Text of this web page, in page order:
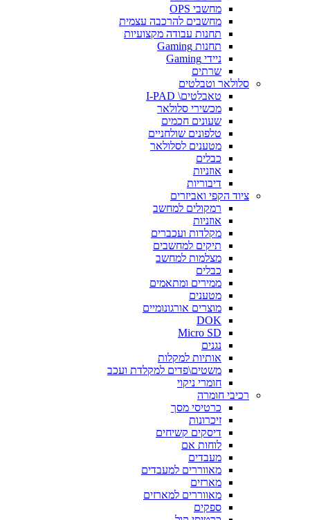
מחשבי OPS
מחשבים להרכבה עצמית
תחנות עבודה מקצועיות
תחנות Gaming
ניידי Gaming
שרתים
סלולאר וטבלטים
טאבלטים\ I-PAD
מכשירי סלולאר
שעונים חכמים
טלפונים שולחניים
מטענים לסלולאר
כבלים
אוזניות
דיבוריות
ציוד הקפי ואביזרים
רמקולים למחשב
אוזניות
מקלדות ועכברים
תיקים למחשבים
מצלמות למחשב
כבלים
ממירים ומתאמים
מטענים
מוצרים אורגונומיים
DOK
Micro SD
נגנים
אותיות למקלות
משטים\פדים למקלדת ועכב
חומרי ניקוי
רכיבי חומרה
כרטיסי מסך
זיכרונות
דיסקים קשיחים
לוחות אם
מעבדים
מאווררים למעבדים
מארזים
מאווררים למארזים
ספקים